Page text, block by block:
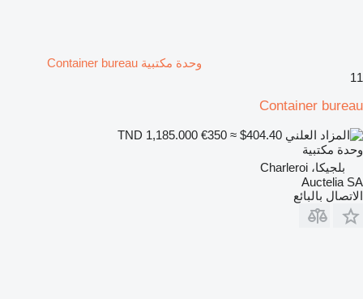
وحدة مكتبية Container bureau
11
Container bureau
€350 ≈ $404.40
وحدة مكتبية
بلجيكا، Charleroi
Auctelia SA
الاتصال بالبائع